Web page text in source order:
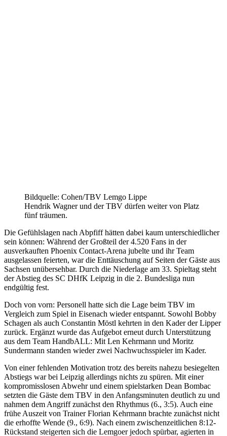
Bildquelle: Cohen/TBV Lemgo Lippe
Hendrik Wagner und der TBV dürfen weiter von Platz
fünf träumen.
Die Gefühlslagen nach Abpfiff hätten dabei kaum unterschiedlicher
sein können: Während der Großteil der 4.520 Fans in der
ausverkauften Phoenix Contact-Arena jubelte und ihr Team
ausgelassen feierten, war die Enttäuschung auf Seiten der Gäste aus
Sachsen unübersehbar. Durch die Niederlage am 33. Spieltag steht
der Abstieg des SC DHfK Leipzig in die 2. Bundesliga nun
endgültig fest.
Doch von vorn: Personell hatte sich die Lage beim TBV im
Vergleich zum Spiel in Eisenach wieder entspannt. Sowohl Bobby
Schagen als auch Constantin Möstl kehrten in den Kader der Lipper
zurück. Ergänzt wurde das Aufgebot erneut durch Unterstützung
aus dem Team HandbALL: Mit Len Kehrmann und Moritz
Sundermann standen wieder zwei Nachwuchsspieler im Kader.
Von einer fehlenden Motivation trotz des bereits nahezu besiegelten
Abstiegs war bei Leipzig allerdings nichts zu spüren. Mit einer
kompromisslosen Abwehr und einem spielstarken Dean Bombac
setzten die Gäste dem TBV in den Anfangsminuten deutlich zu und
nahmen dem Angriff zunächst den Rhythmus (6., 3:5). Auch eine
frühe Auszeit von Trainer Florian Kehrmann brachte zunächst nicht
die erhoffte Wende (9., 6:9). Nach einem zwischenzeitlichen 8:12-
Rückstand steigerten sich die Lemgoer jedoch spürbar, agierten in